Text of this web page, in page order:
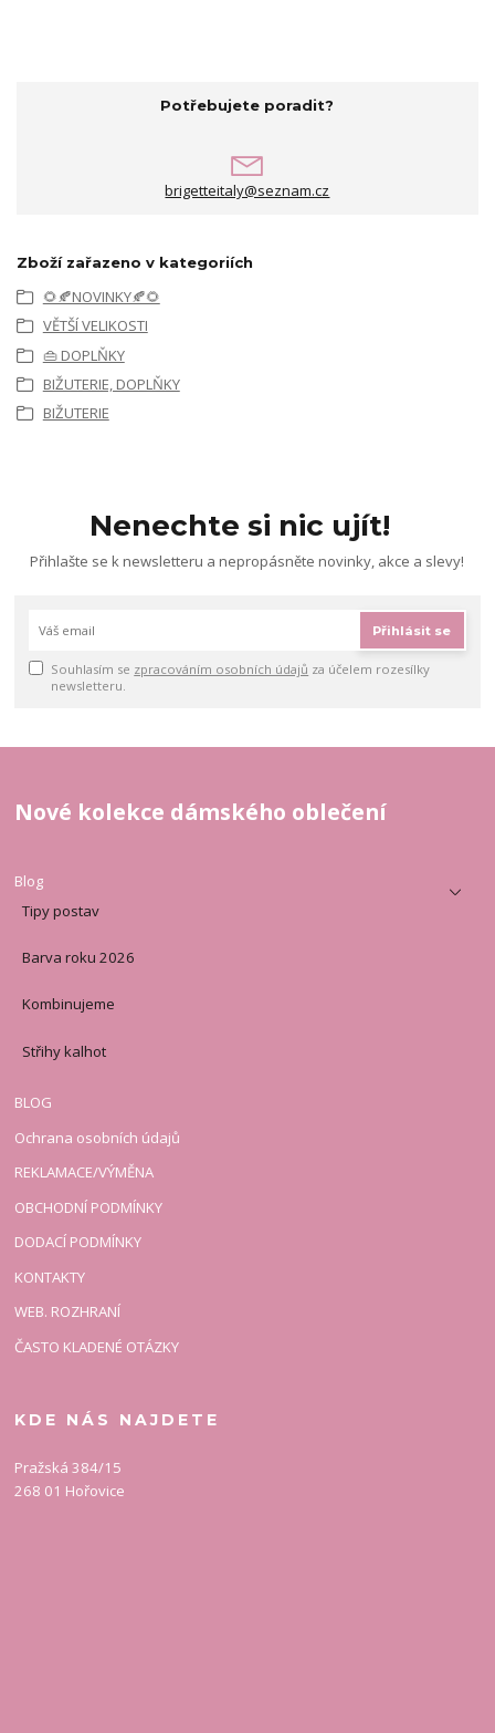
Potřebujete poradit?
brigetteitaly@seznam.cz
Zboží zařazeno v kategoriích
🌻🍂NOVINKY🍂🌻
VĚTŠÍ VELIKOSTI
👜 DOPLŇKY
BIŽUTERIE, DOPLŇKY
BIŽUTERIE
Nenechte si nic ujít!
Přihlašte se k newsletteru a nepropásněte novinky, akce a slevy!
Přihlásit se
Souhlasím se zpracováním osobních údajů za účelem rozesílky
newsletteru.
Nové kolekce dámského oblečení
Blog
Tipy postav
Barva roku 2026
Kombinujeme
Střihy kalhot
BLOG
Ochrana osobních údajů
REKLAMACE/VÝMĚNA
OBCHODNÍ PODMÍNKY
DODACÍ PODMÍNKY
KONTAKTY
WEB. ROZHRANÍ
ČASTO KLADENÉ OTÁZKY
KDE NÁS NAJDETE
Pražská 384/15
268 01 Hořovice